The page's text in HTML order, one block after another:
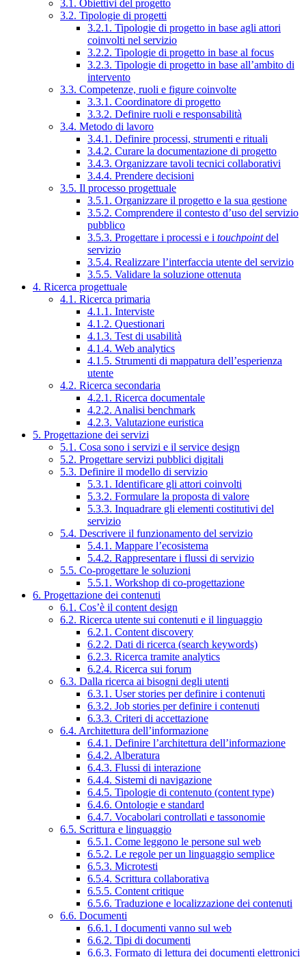
3.1. Obiettivi del progetto
3.2. Tipologie di progetti
3.2.1. Tipologie di progetto in base agli attori
coinvolti nel servizio
3.2.2. Tipologie di progetto in base al focus
3.2.3. Tipologie di progetto in base all’ambito di
intervento
3.3. Competenze, ruoli e figure coinvolte
3.3.1. Coordinatore di progetto
3.3.2. Definire ruoli e responsabilità
3.4. Metodo di lavoro
3.4.1. Definire processi, strumenti e rituali
3.4.2. Curare la documentazione di progetto
3.4.3. Organizzare tavoli tecnici collaborativi
3.4.4. Prendere decisioni
3.5. Il processo progettuale
3.5.1. Organizzare il progetto e la sua gestione
3.5.2. Comprendere il contesto d’uso del servizio
pubblico
3.5.3. Progettare i processi e i touchpointdel
servizio
3.5.4. Realizzare l’interfaccia utente del servizio
3.5.5. Validare la soluzione ottenuta
4. Ricerca progettuale
4.1. Ricerca primaria
4.1.1. Interviste
4.1.2. Questionari
4.1.3. Test di usabilità
4.1.4. Web analytics
4.1.5. Strumenti di mappatura dell’esperienza
utente
4.2. Ricerca secondaria
4.2.1. Ricerca documentale
4.2.2. Analisi benchmark
4.2.3. Valutazione euristica
5. Progettazione dei servizi
5.1. Cosa sono i servizi e il service design
5.2. Progettare servizi pubblici digitali
5.3. Definire il modello di servizio
5.3.1. Identificare gli attori coinvolti
5.3.2. Formulare la proposta di valore
5.3.3. Inquadrare gli elementi costitutivi del
servizio
5.4. Descrivere il funzionamento del servizio
5.4.1. Mappare l’ecosistema
5.4.2. Rappresentare i flussi di servizio
5.5. Co-progettare le soluzioni
5.5.1. Workshop di co-progettazione
6. Progettazione dei contenuti
6.1. Cos’è il content design
6.2. Ricerca utente sui contenuti e il linguaggio
6.2.1. Content discovery
6.2.2. Dati di ricerca (search keywords)
6.2.3. Ricerca tramite analytics
6.2.4. Ricerca sui forum
6.3. Dalla ricerca ai bisogni degli utenti
6.3.1. User stories per definire i contenuti
6.3.2. Job stories per definire i contenuti
6.3.3. Criteri di accettazione
6.4. Architettura dell’informazione
6.4.1. Definire l’architettura dell’informazione
6.4.2. Alberatura
6.4.3. Flussi di interazione
6.4.4. Sistemi di navigazione
6.4.5. Tipologie di contenuto (content type)
6.4.6. Ontologie e standard
6.4.7. Vocabolari controllati e tassonomie
6.5. Scrittura e linguaggio
6.5.1. Come leggono le persone sul web
6.5.2. Le regole per un linguaggio semplice
6.5.3. Microtesti
6.5.4. Scrittura collaborativa
6.5.5. Content critique
6.5.6. Traduzione e localizzazione dei contenuti
6.6. Documenti
6.6.1. I documenti vanno sul web
6.6.2. Tipi di documenti
6.6.3. Formato di lettura dei documenti elettronici